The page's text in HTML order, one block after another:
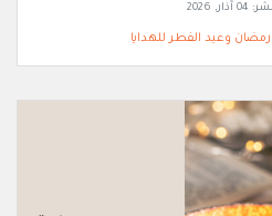
04 آذار, 2026
وعيد الفطر للهدايا